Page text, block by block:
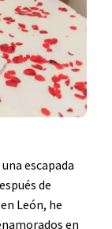
escapada
de
León, he
en